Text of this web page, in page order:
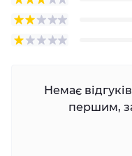
Немає
першим,